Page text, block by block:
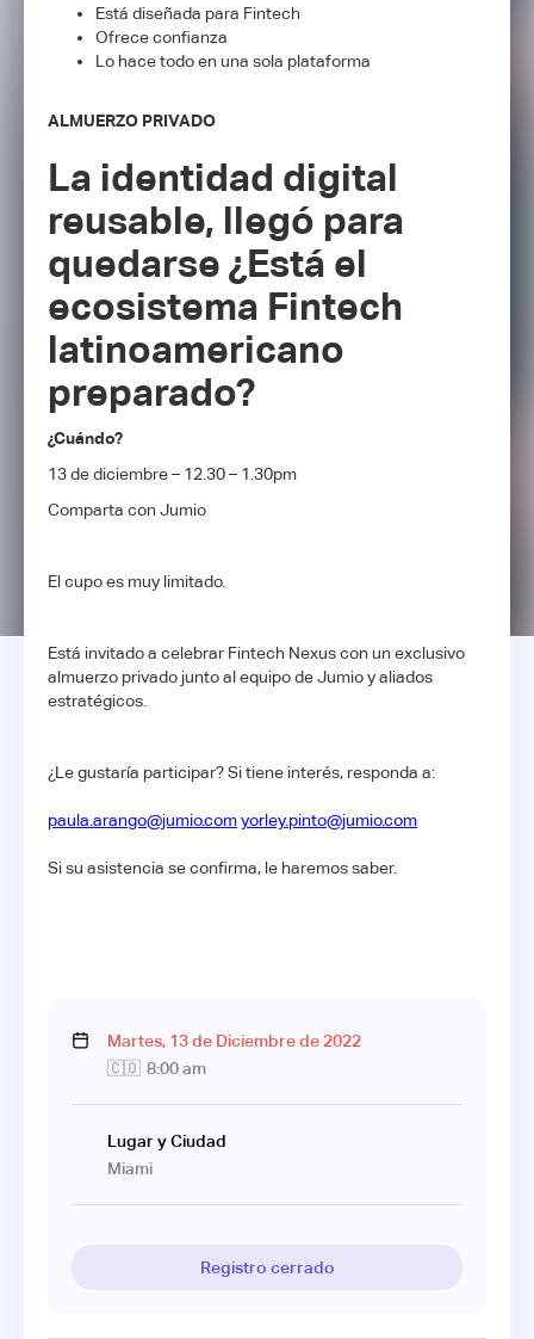
Está diseñada para Fintech
Ofrece confianza
Lo hace todo en una sola plataforma
ALMUERZO PRIVADO
La identidad digital
reusable, llegó para
quedarse ¿Está el
ecosistema Fintech
latinoamericano
preparado?
¿Cuándo?
13 de diciembre – 12.30 – 1.30pm
Comparta con Jumio
El cupo es muy limitado.
Está invitado a celebrar Fintech Nexus con un exclusivo
almuerzo privado junto al equipo de Jumio y aliados
estratégicos.
¿Le gustaría participar? Si tiene interés, responda a:
paula.arango@jumio.comyorley.pinto@jumio.com
Si su asistencia se confirma, le haremos saber.
Martes, 13de Diciembrede 2022
🇨🇴 8:00 am
Lugar y Ciudad
Miami
Registro cerrado